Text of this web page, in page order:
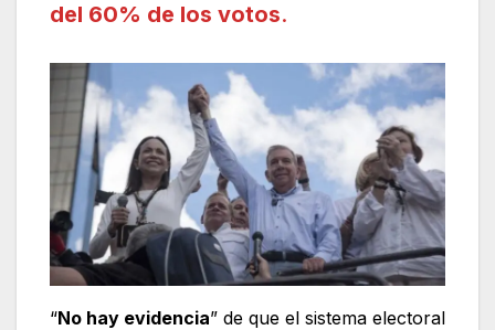
del 60% de los votos.
“No hay evidencia” de que el sistema electoral